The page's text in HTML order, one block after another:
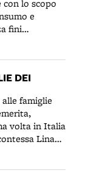
Castenaso,
di
il Re”,
(1897-
in
al Re e
quindi si
Cavaliera e
socialisti.
cinque
lo scopo
e
fini
gratuito
in scatola,
DEI
famiglie
volta in Italia
Lina
il